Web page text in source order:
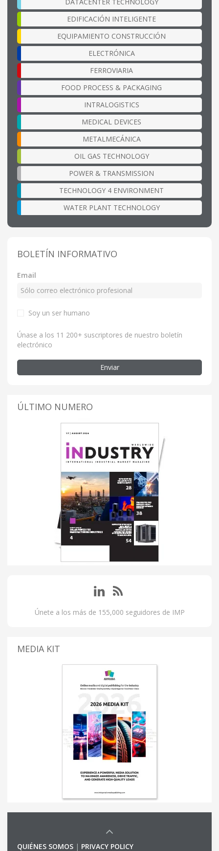
EDIFICACIÓN INTELIGENTE
EQUIPAMIENTO CONSTRUCCIÓN
ELECTRÓNICA
FERROVIARIA
FOOD PROCESS & PACKAGING
INTRALOGISTICS
MEDICAL DEVICES
METALMECÁNICA
OIL GAS TECHNOLOGY
POWER & TRANSMISSION
TECHNOLOGY 4 ENVIRONMENT
WATER PLANT TECHNOLOGY
BOLETÍN INFORMATIVO
Email
Soy un ser humano
Únase a los 11 200+ suscriptores de nuestro boletín
electrónico
Enviar
ÚLTIMO NUMERO
Únete a los más de 155,000 seguidores de IMP
MEDIA KIT
QUIÉNES SOMOS | PRIVACY POLICY